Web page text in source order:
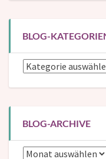
BLOG-
Blog-
BLOG-ARCHIVE
Blog-